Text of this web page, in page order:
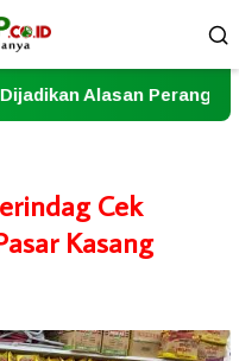
Nenek yang
Cek
Kasang